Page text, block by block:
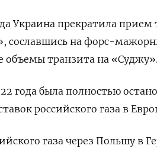
Украина прекратила прием
сославшись на форс-
объемы транзита на «Суджу».
года была полностью
российского газа в
газа через Польшу в